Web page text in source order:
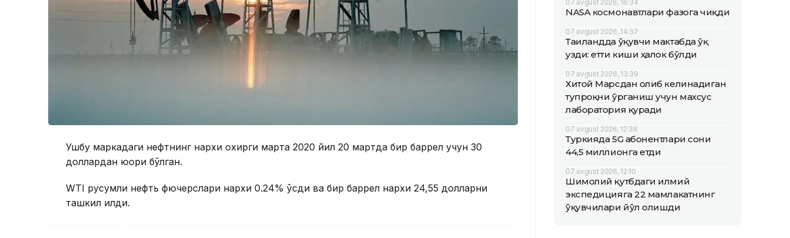
Ушбу маркадаги нефтнинг нархи охирги марта 2020 йил 20 мартда бир баррел учун 30
доллардан юқори бўлган.
WTI русумли нефть фючерслари нархи 0.24% ўсди ва бир баррел нархи 24,55 долларни
ташкил қилди.
07 avgust 2026, 16:34
NASA космонавтлари фазога чиқди
07 avgust 2026, 14:37
Таиландда ўқувчи мактабда ўқ
узди: етти киши ҳалок бўлди
07 avgust 2026, 13:39
Хитой Марсдан олиб келинадиган
тупроқни ўрганиш учун махсус
лаборатория қуради
07 avgust 2026, 12:38
Туркияда 5G абонентлари сони
44,5 миллионга етди
07 avgust 2026, 12:10
Шимолий қутбдаги илмий
экспедицияга 22 мамлакатнинг
ўқувчилари йўл олишди